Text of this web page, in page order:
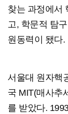
찾는 과정에서
고, 학문적 탐
원동력이 됐다.
서울대 원자핵
국 MIT(매사추
를 받았다.